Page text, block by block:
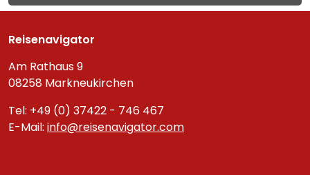
Reisenavigator
Am Rathaus 9
08258 Markneukirchen
Tel: +49 (0) 37422 - 746 467
E-Mail: info@reisenavigator.com